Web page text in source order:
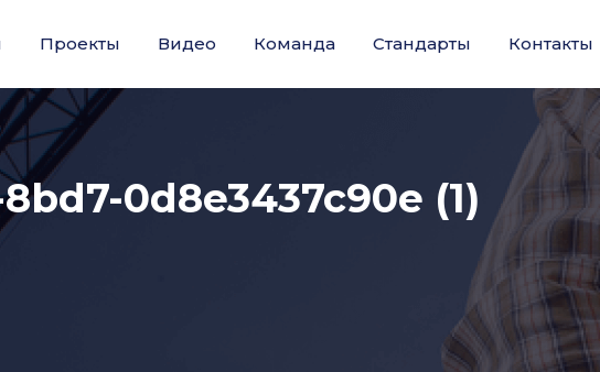
Проекты Видео Команда Стандарты Контакты
0d8e3437c90e (1)